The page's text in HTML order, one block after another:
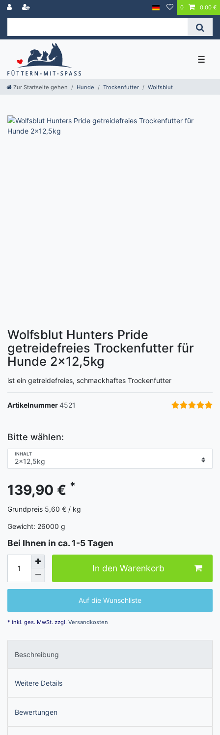
0 0,00 €
☰
Zur Startseite gehen Hunde Trockenfutter Wolfsblut
Wolfsblut Hunters Pride
getreidefreies Trockenfutter für
Hunde 2x12,5kg
ist ein getreidefreies, schmackhaftes Trockenfutter
Artikelnummer4521
Bitte wählen:
INHALT
139,90 € *
Grundpreis 5,60 € / kg
Gewicht: 26000 g
Bei Ihnen in ca. 1-5 Tagen
In den Warenkorb
Auf die Wunschliste
* inkl. ges. MwSt. zzgl. Versandkosten
Beschreibung
Weitere Details
Bewertungen